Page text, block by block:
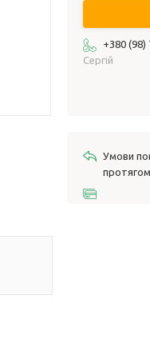
+380 (98)
Сергій